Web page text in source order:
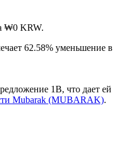
₩0 KRW.
62.58% уменьшение в
1B, что дает ей
Mubarak (MUBARAK).